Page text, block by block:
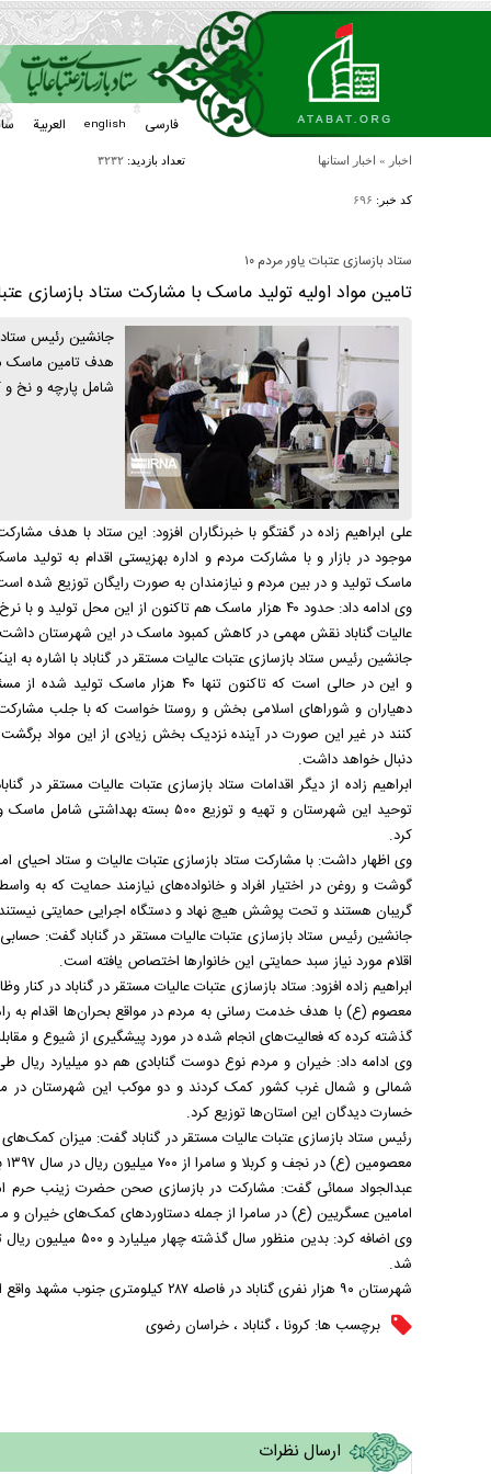
فارسی english العربیة
اخبار » اخبار استانها تعداد بازدید:۳۲۳۲
کد خبر: ۶۹۶
ستاد بازسازی عتبات یاور مردم ۱۰
تامین مواد اولیه تولید ماسک با مشارکت ستاد بازسازی
جانشین رئیس ستاد
شامل پارچه و نخ و کش به
علی ابراهیم زاده در گفتگو با خبرنگاران افزود: این ستاد با هدف
موجود در بازار و با مشارکت مردم و اداره بهزیستی اقدام به تولید
ماسک تولید و در بین مردم و نیازمندان به صورت رایگان توزیع شده
وی ادامه داد: حدود ۴۰ هزار ماسک هم تاکنون از این محل
عالیات گناباد نقش مهمی در کاهش کمبود ماسک در این شهرستان
و این در حالی است که تاکنون تنها ۴۰
دهیاران و شورا‌های اسلامی بخش و روستا خواست که با جلب مشارکت
کنند در غیر این صورت در آینده نزدیک بخش زیادی از این مواد
دنبال خواهد داشت.
ابراهیم زاده از دیگر اقدامات ستاد بازسازی عتبات عالیات مستقر
توحید این شهرستان و تهیه و توزیع
کرد.
گوشت و روغن در اختیار افراد و خانواده‌های نیازمند حمایت که به
گریبان هستند و تحت پوشش هیچ نهاد و دستگاه اجرایی حمایتی نیستند
اقلام مورد نیاز سبد حمایتی این خانوار‌ها اختصاص یافته است.
ابراهیم زاده افزود: ستاد بازسازی عتبات عالیات مستقر در گناباد در
معصوم (ع) با هدف خدمت رسانی به مردم در مواقع بحران‌ها اقدام به
گذشته کرده که فعالیت‌های انجام شده در مورد پیشگیری از شیوع و
وی ادامه داد: خیران و مردم نوع دوست گنابادی هم دو میلیارد
شمالی و شمال غرب کشور کمک کردند و دو موکب این شهرستان در
خسارت دیدگان این استان‌ها توزیع کرد.
رئیس ستاد بازسازی عتبات عالیات مستقر در گناباد گفت: میزان
معصومین (ع) در نجف و کربلا و سامرا از ۷۰۰ میلیون ریال در سال ۱۳۹۷ به بیش از یک میلیارد ریال در سال گذشته افزایش یافت.
عبدالجواد سمائی گفت: مشارکت در بازسازی صحن حضرت زینب
امامین عسگریین (ع) در سامرا از جمله دستاورد‌های کمک‌های خیران و
وی اضافه کرد: بدین
شد.
شهرستان ۹۰ هزار نفری گناباد در فاصله ۲۸۷ کیلومتری جنوب مشهد واقع است.
برچسب ها: کرونا ، گناباد ، خراسان رضوی
ارسال نظرات